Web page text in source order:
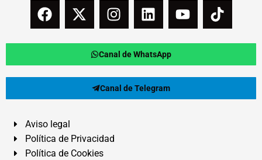
Canal de WhatsApp
Canal de Telegram
Aviso legal
Política de Privacidad
Política de Cookies